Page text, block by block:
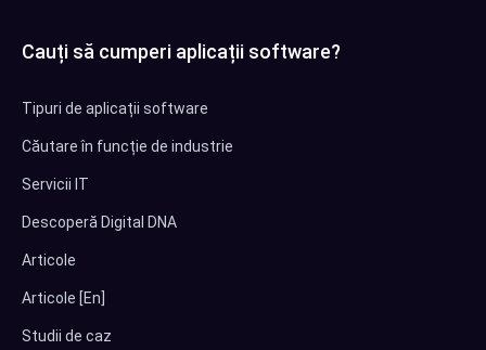
Cauți să cumperi aplicații software?
Tipuri de aplicații software
Căutare în funcție de industrie
Servicii IT
Descoperă Digital DNA
Articole
Articole [En]
Studii de caz